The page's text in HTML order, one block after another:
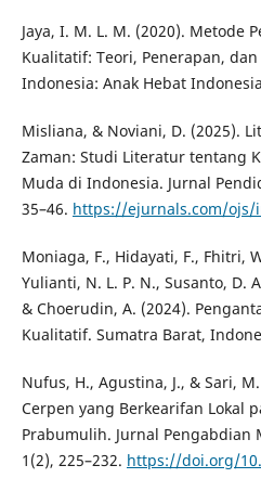
Jaya, I. M. L. M. (2020). Metode
Kualitatif: Teori, Penerapan,
Indonesia: Anak Hebat
Misliana, & Noviani, D. (2025).
Zaman: Studi Literatur tentang
Muda di Indonesia. Jurnal
35–46. https://ejurnals.com/
Moniaga, F., Hidayati, F., Fhitri,
Yulianti, N. L. P. N., Susanto, D.
& Choerudin, A. (2024).
Kualitatif. Sumatra Barat,
Nufus, H., Agustina, J., & Sari,
Cerpen yang Berkearifan Lokal
Prabumulih. Jurnal Pengabdian
1(2), 225–232. https://doi.org/